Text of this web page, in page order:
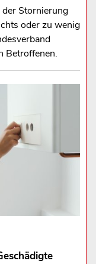
Stornierung
oder zu wenig
Betroffenen.